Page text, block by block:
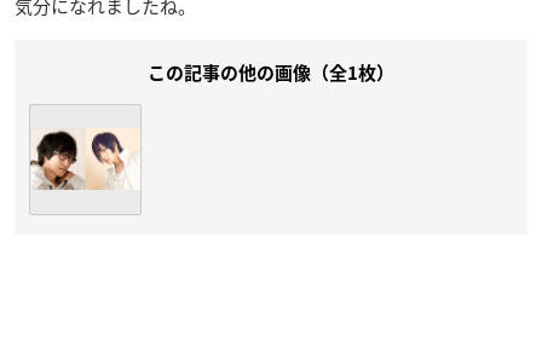
気分になれましたね。
この記事の他の画像（全1枚）